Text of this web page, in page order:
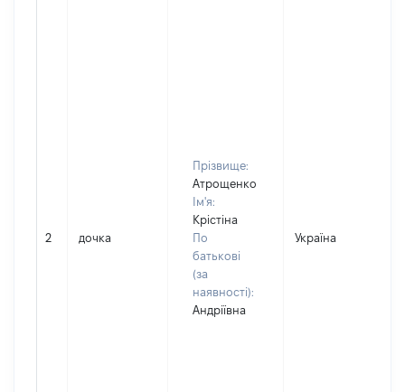
2 дочка
Прізвище:
Атрощенко
Ім'я:
Крістіна
По
батькові
(за
наявності):
Андріївна
Україна